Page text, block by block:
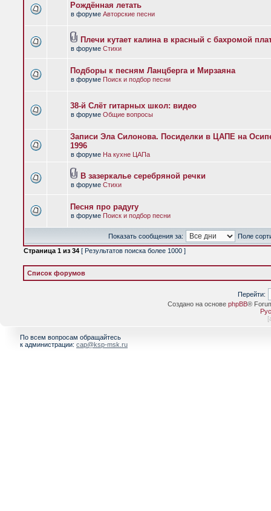
Рождённая летать
в форуме Авторские песни
Плечи кутает калина в красный с бахромой
в форуме Стихи
Подборы к песням Ланцберга и Мирзаяна
в форуме Поиск и подбор песни
38-й Слёт гитарных школ: видео
в форуме Общие вопросы
Записи Эла Силонова. Посиделки в ЦАПЕ на
1996
в форуме На кухне ЦАПа
В зазеркалье серебряной речки
в форуме Стихи
Песня про радугу
в форуме Поиск и подбор песни
Показать сообщения за:
Поле
Страница 1 из 34 [ Результатов поиска более 1000 ]
Список форумов
Перейти:
Создано на основе phpBB®
[
По всем вопросам обращайтесь
к администрации: cap@ksp-msk.ru